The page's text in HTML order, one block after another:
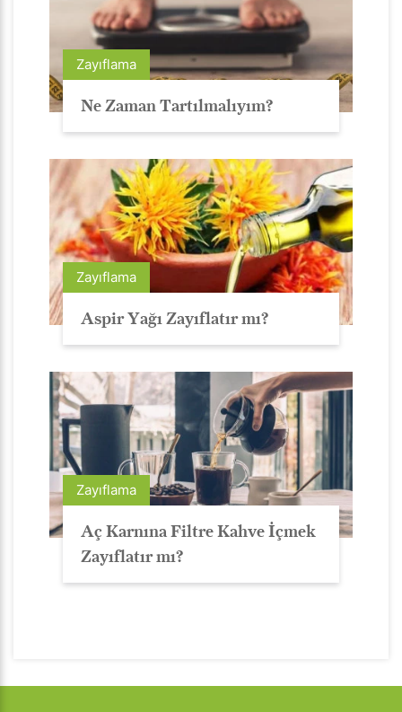
Zayıflama
Ne Zaman Tartılmalıyım?
Zayıflama
Aspir Yağı Zayıflatır mı?
Zayıflama
Aç Karnına Filtre Kahve İçmek
Zayıflatır mı?